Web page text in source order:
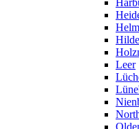
Leer